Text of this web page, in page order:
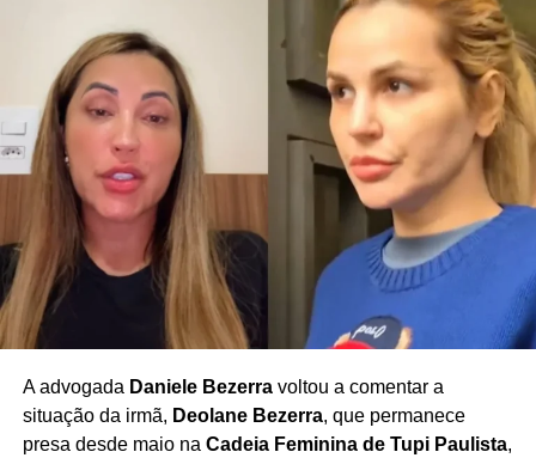
A advogada Daniele Bezerravoltou a comentar a
situação da irmã, Deolane Bezerra, que permanece
presa desde maio na Cadeia Feminina de Tupi Paulista,